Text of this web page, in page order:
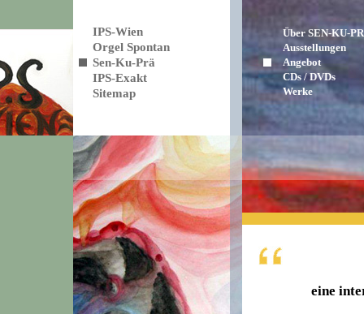
IPS-Wien
Orgel Spontan
Sen-Ku-Prä
IPS-Exakt
Sitemap
Über SEN-KU-
Ausstellungen
Angebot
CDs / DVDs
Werke
eine